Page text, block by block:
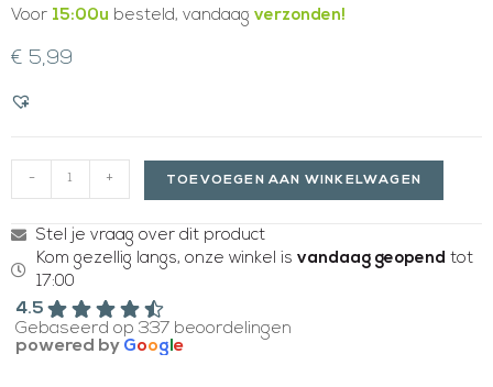
Voor 15:00u besteld, vandaag verzonden!
€ 5,99
- + TOEVOEGEN AAN WINKELWAGEN
Stel je vraag over dit product
Kom gezellig langs, onze winkel is vandaag geopend tot
17:00
4.5
Gebaseerd op 337 beoordelingen
powered by Goog e